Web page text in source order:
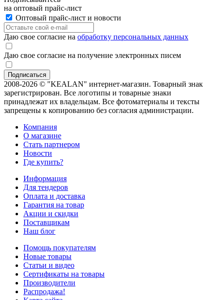
на оптовый прайс-лист
Оптовый прайс-лист и новости
Даю свое согласие на обработку персональных данных
Даю свое согласие на получение электронных писем
2008-2026 © "KEALAN" интернет-магазин. Товарный знак
зарегистрирован. Все логотипы и товарные знаки
принадлежат их владельцам. Все фотоматериалы и тексты
запрещены к копированию без согласия администрации.
Компания
О магазине
Стать партнером
Новости
Где купить?
Информация
Для тендеров
Оплата и доставка
Гарантия на товар
Акции и скидки
Поставщикам
Наш блог
Помощь покупателям
Новые товары
Статьи и видео
Сертификаты на товары
Производители
Распродажа!